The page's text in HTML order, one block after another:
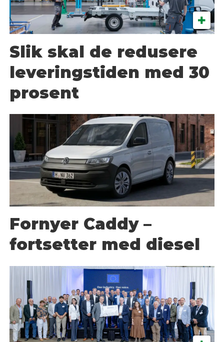
Slik skal de redusere
leveringstiden med 30
prosent
Fornyer Caddy –
fortsetter med diesel